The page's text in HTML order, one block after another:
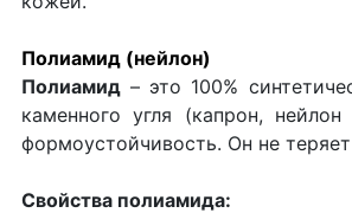
Полиамид (нейлон)
Полиамид – это 100%
каменного угля (капрон,
формоустойчивость. Он не
Свойства полиамида: